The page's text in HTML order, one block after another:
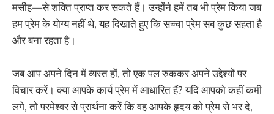
मसीह—से शक्ति प्राप्त कर सकते हैं। उन्होंने हमें तब भी प्रेम किया जब
हम प्रेम के योग्य नहीं थे, यह दिखाते हुए कि सच्चा प्रेम सब कुछ सहता है
और बना रहता है।
जब आप अपने दिन में व्यस्त हों, तो एक पल रुककर अपने उद्देश्यों पर
विचार करें। क्या आपके कार्य प्रेम में आधारित हैं? यदि आपको कहीं कमी
लगे, तो परमेश्वर से प्रार्थना करें कि वह आपके हृदय को प्रेम से भर दे,